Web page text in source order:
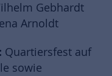
Gebhardt
Arnoldt
Quartiersfest auf
sowie